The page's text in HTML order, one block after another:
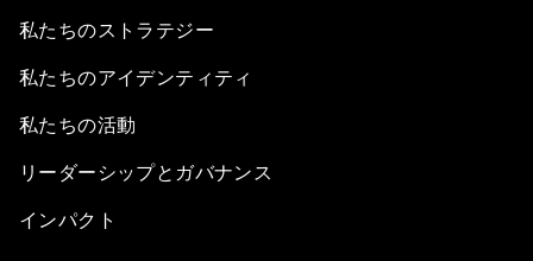
私たちのストラテジー
私たちのアイデンティティ
私たちの活動
リーダーシップとガバナンス
インパクト